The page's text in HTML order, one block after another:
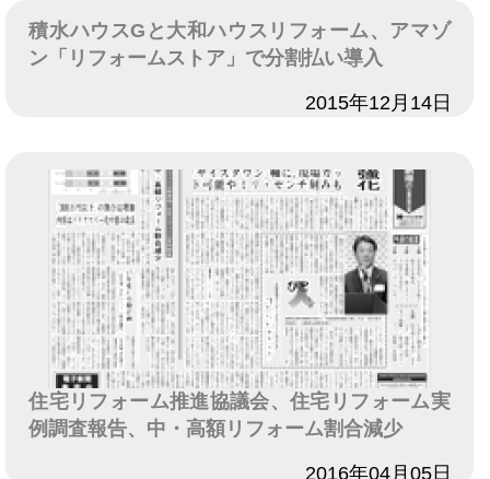
積水ハウスGと大和ハウスリフォーム、アマゾ
ン「リフォームストア」で分割払い導入
2015年12月14日
住宅リフォーム推進協議会、住宅リフォーム実
例調査報告、中・高額リフォーム割合減少
2016年04月05日